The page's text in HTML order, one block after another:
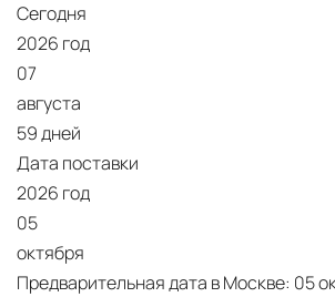
Сегодня
2026 год
07
августа
59 дней
Дата поставки
2026 год
05
октября
Предварительная дата в Москве: 05